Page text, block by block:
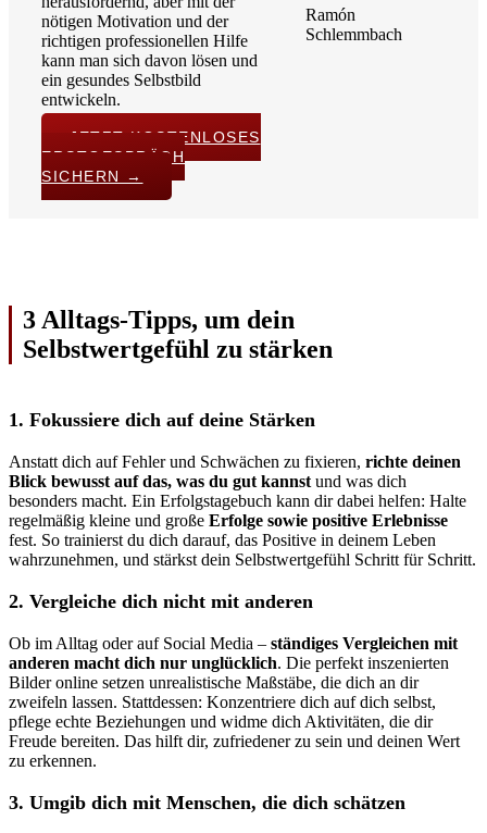
nötigen Motivation und der
richtigen professionellen Hilfe
kann man sich davon lösen und
ein gesundes Selbstbild
entwickeln.
JETZT KOSTENLOSES
ERSTGESPRÄCH
SICHERN →
Ramón
Schlemmbach
3 Alltags-Tipps, um dein
Selbstwertgefühl zu stärken
1. Fokussiere dich auf deine Stärken
Anstatt dich auf Fehler und Schwächen zu fixieren, richte deinen
Blick bewusst auf das, was du gut kannst und was dich
besonders macht. Ein Erfolgstagebuch kann dir dabei helfen: Halte
regelmäßig kleine und große Erfolge sowie positive Erlebnisse
fest. So trainierst du dich darauf, das Positive in deinem Leben
wahrzunehmen, und stärkst dein Selbstwertgefühl Schritt für Schritt.
2. Vergleiche dich nicht mit anderen
Ob im Alltag oder auf Social Media – ständiges Vergleichen mit
anderen macht dich nur unglücklich. Die perfekt inszenierten
Bilder online setzen unrealistische Maßstäbe, die dich an dir
zweifeln lassen. Stattdessen: Konzentriere dich auf dich selbst,
pflege echte Beziehungen und widme dich Aktivitäten, die dir
Freude bereiten. Das hilft dir, zufriedener zu sein und deinen Wert
zu erkennen.
3. Umgib dich mit Menschen, die dich schätzen